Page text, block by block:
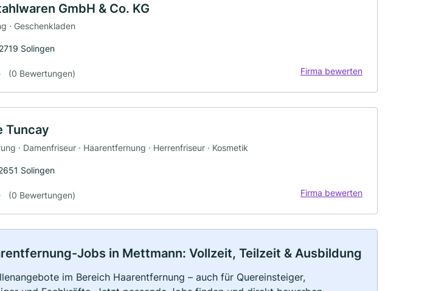
GmbH & Co. KG
· Geschenkladen
Solingen
(0 Bewertungen) Firma bewerten
Tuncay
· Damenfriseur · Haarentfernung · Herrenfriseur · Kosmetik
Solingen
(0 Bewertungen) Firma bewerten
Jobs in Mettmann: Vollzeit, Teilzeit & Ausbildung
im Bereich Haarentfernung – auch für Quereinsteiger,